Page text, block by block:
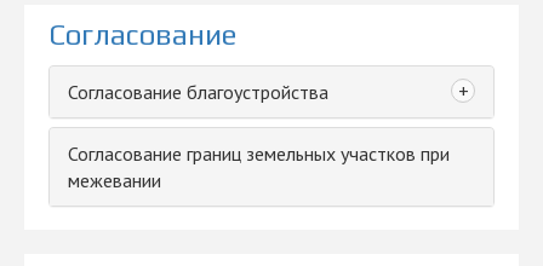
Согласование
Согласование благоустройства +
Согласование границ земельных участков при
межевании